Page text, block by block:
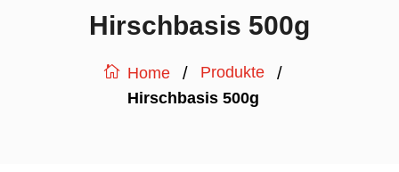
Hirschbasis 500g
Home / Produkte /
Hirschbasis 500g